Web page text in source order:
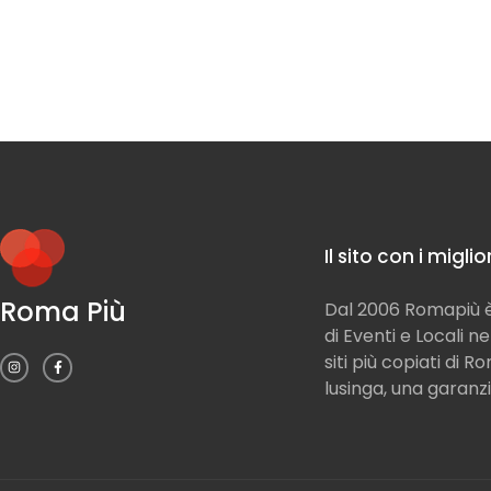
Roma Più
Il sito con i
Dal 2006 Romapiù
di Eventi e Locali
siti più copiati di
lusinga, una